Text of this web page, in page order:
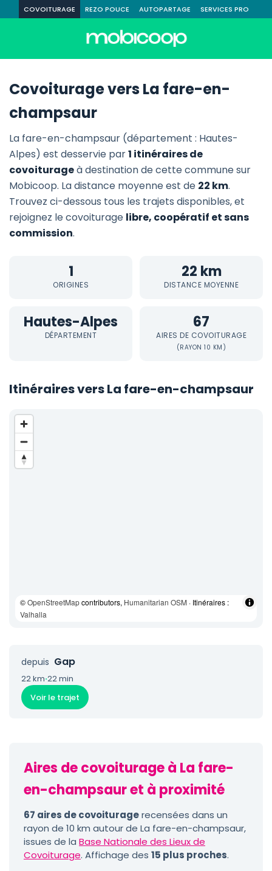
COVOITURAGE REZO POUCE AUTOPARTAGE SERVICES PRO
Covoiturage vers La fare-en-
champsaur
La fare-en-champsaur (département : Hautes-
Alpes) est desservie par1 itinéraires de
covoiturageà destination de cette commune sur
Mobicoop. La distance moyenne est de 22 km.
Trouvez ci-dessous tous les trajets disponibles, et
rejoignez le covoiturage libre, coopératif et sans
commission.
1
ORIGINES
22 km
DISTANCE MOYENNE
Hautes-Alpes
DÉPARTEMENT
67
AIRES DE COVOITURAGE
(RAYON 10 KM)
Itinéraires vers La fare-en-champsaur
©OpenStreetMapcontributors, Humanitarian OSM · Itinéraires :
Valhalla
depuis Gap
22 km·22 min
Voir le trajet
Aires de covoiturage à La fare-
en-champsaur et à proximité
67 aires de covoituragerecensées dans un
rayon de 10 km autour de La fare-en-champsaur,
issues de la Base Nationale des Lieux de
Covoiturage. Affichage des 15 plus proches.